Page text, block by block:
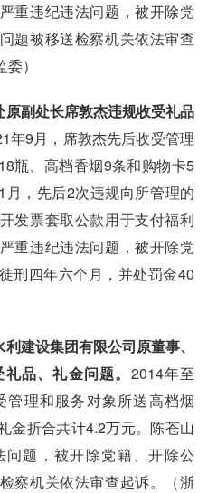
重违纪违法问题，被开除党
题被移送检察机关依法审查
）
副处长席敦杰违规收受礼品
年9月，席敦杰先后收受管理
18瓶、高档香烟9条和购物卡5
1 月，先后2次违规向所管理的
发票套取公款用于支付福利
重违纪违法问题，被开除党
刑四年六个月，并处罚金40
建设集团有限公司原董事、
品、礼金问题。 2014年至
管理和服务对象所送高档烟
金折合共计4.2万元。陈苍山
题，被开除党籍、开除公
察机关依法审查起诉。（浙